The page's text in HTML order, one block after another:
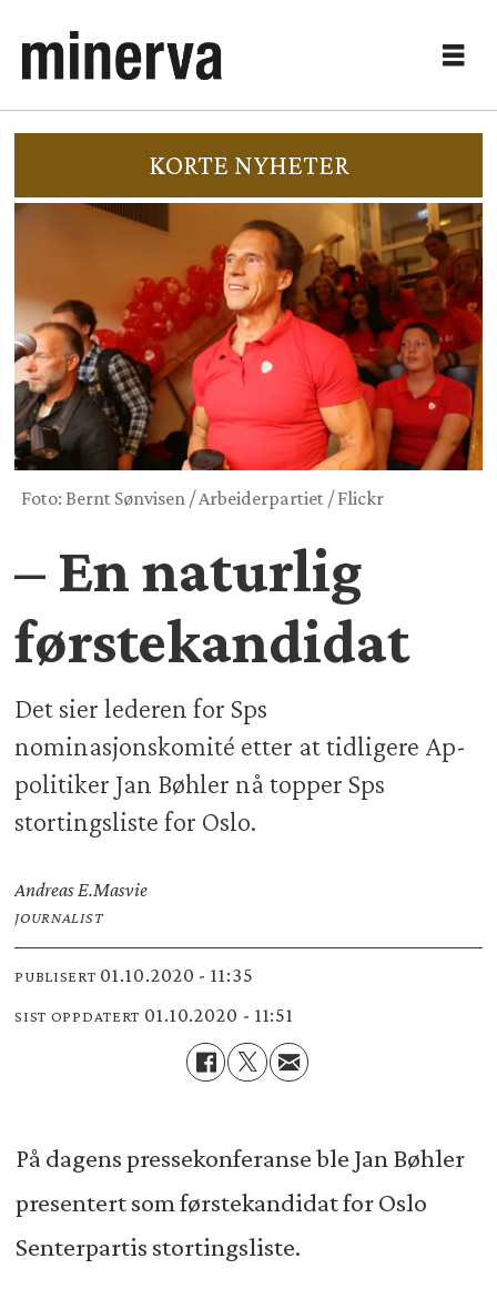
KORTE NYHETER
Foto: Bernt Sønvisen / Arbeiderpartiet / Flickr
– En naturlig
førstekandidat
Det sier lederen for Sps
nominasjonskomité etter at tidligere Ap-
politiker Jan Bøhler nå topper Sps
stortingsliste for Oslo.
Andreas E.Masvie
JOURNALIST
PUBLISERT 01.10.2020 - 11:35
SIST OPPDATERT 01.10.2020 - 11:51
På dagens pressekonferanse ble Jan Bøhler
presentert som førstekandidat for Oslo
Senterpartis stortingsliste.